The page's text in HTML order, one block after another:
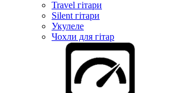
Travel гітари
Silent гітари
Укулеле
Чохли для гітар